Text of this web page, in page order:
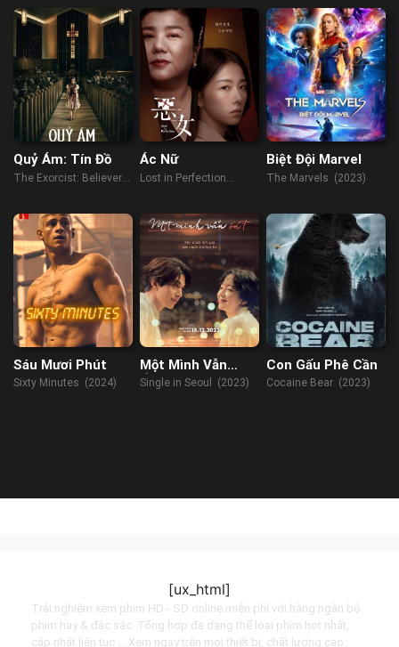
Quỷ Ám: Tín Đồ
The Exorcist: Believer
Ác Nữ
Lost in Perfection
Biệt Đội Marvel
The Marvels (2023)
Sáu Mươi Phút
Sixty Minutes (2024)
Một Mình Vẫn
Ổn’T
Single in Seoul (2023)
Con Gấu Phê Cần
Cocaine Bear (2023)